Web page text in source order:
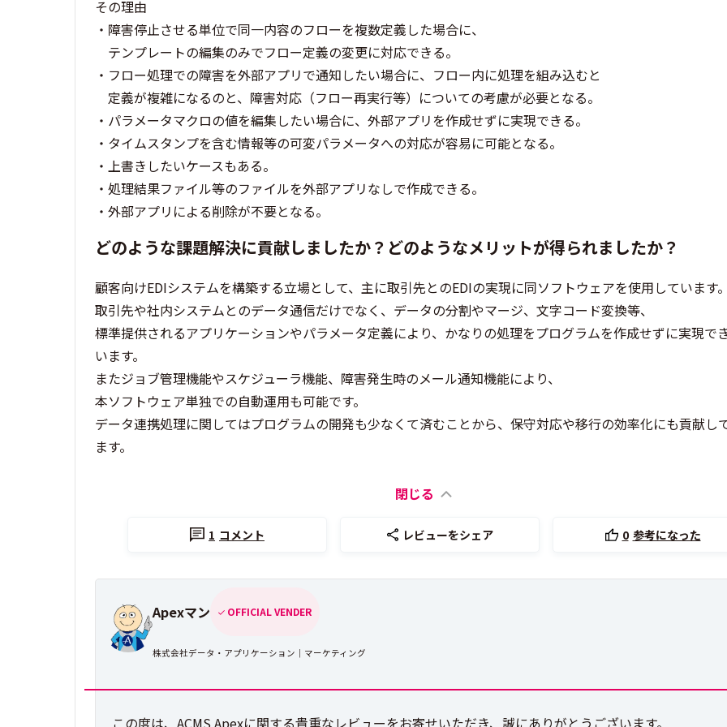
その理由
・障害停止させる単位で同一内容のフローを複数定義した場合に、
テンプレートの編集のみでフロー定義の変更に対応できる。
・フロー処理での障害を外部アプリで通知したい場合に、フロー内に処理を組み込むと
定義が複雑になるのと、障害対応（フロー再実行等）についての考慮が必要となる。
・パラメータマクロの値を編集したい場合に、外部アプリを作成せずに実現できる。
・タイムスタンプを含む情報等の可変パラメータへの対応が容易に可能となる。
・上書きしたいケースもある。
・処理結果ファイル等のファイルを外部アプリなしで作成できる。
・外部アプリによる削除が不要となる。
どのような課題解決に貢献しましたか？どのようなメリットが得られましたか？
顧客向けEDIシステムを構築する立場として、主に取引先とのEDIの実現に同ソフトウェアを使用しています
取引先や社内システムとのデータ通信だけでなく、データの分割やマージ、文字コード変換等、
標準提供されるアプリケーションやパラメータ定義により、かなりの処理をプログラムを作成せずに実現で
います。
またジョブ管理機能やスケジューラ機能、障害発生時のメール通知機能により、
本ソフトウェア単独での自動運用も可能です。
データ連携処理に関してはプログラムの開発も少なくて済むことから、保守対応や移行の効率化にも貢献し
ます。
閉じる
1 コメント レビューをシェア 0 参考になった
Apexマン OFFICIAL VENDER
株式会社データ・アプリケーション｜マーケティング
この度は、ACMS Apexに関する貴重なレビューをお寄せいただき、誠にありがとうございます。